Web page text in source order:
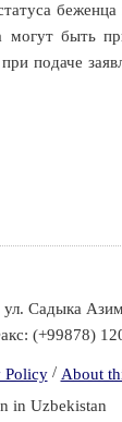
беженца
могут
подаче
Садыка
(+99878)
Policy / About
in Uzbekistan